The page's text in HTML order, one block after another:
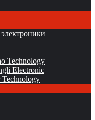
Technology
Electronic
Technology